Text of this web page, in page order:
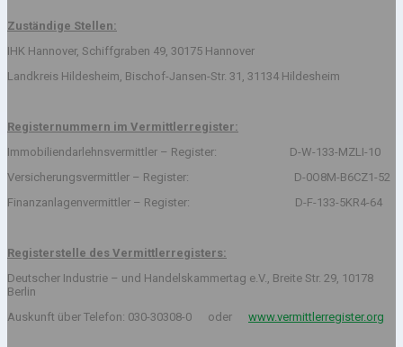
Zuständige Stellen:
IHK Hannover, Schiffgraben 49, 30175 Hannover
Landkreis Hildesheim, Bischof-Jansen-Str. 31, 31134 Hildesheim
Registernummern im Vermittlerregister:
Immobiliendarlehnsvermittler – Register: D-W-133-MZLI-10
Versicherungsvermittler – Register: D-0O8M-B6CZ1-52
Finanzanlagenvermittler – Register: D-F-133-5KR4-64
Registerstelle des Vermittlerregisters:
Deutscher Industrie – und Handelskammertag e.V., Breite Str. 29, 10178
Berlin
Auskunft über Telefon: 030-30308-0 oder www.vermittlerregister.org